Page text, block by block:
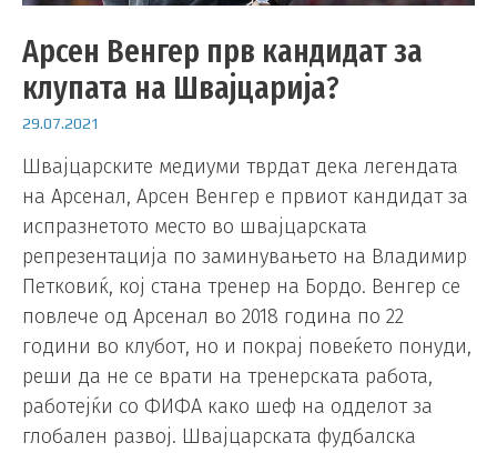
Арсен Венгер прв кандидат за
клупата на Швајцарија?
29.07.2021
Швајцарските медиуми тврдат дека легендата
на Арсенал, Арсен Венгер е првиот кандидат за
испразнетото место во швајцарската
репрезентација по заминувањето на Владимир
Петковиќ, кој стана тренер на Бордо. Венгер се
повлече од Арсенал во 2018 година по 22
години во клубот, но и покрај повеќето понуди,
реши да не се врати на тренерската работа,
работејќи со ФИФА како шеф на одделот за
глобален развој. Швајцарската фудбалска